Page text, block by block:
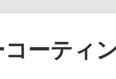
コーティ